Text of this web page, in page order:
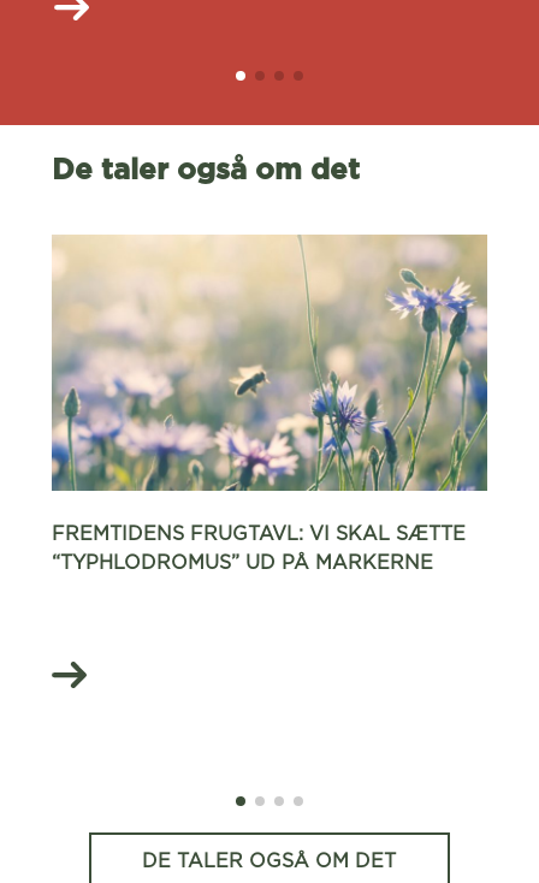
De taler også om det
FREMTIDENS FRUGTAVL: VI SKAL SÆTTE
“TYPHLODROMUS” UD PÅ MARKERNE
DE TALER OGSÅ OM DET